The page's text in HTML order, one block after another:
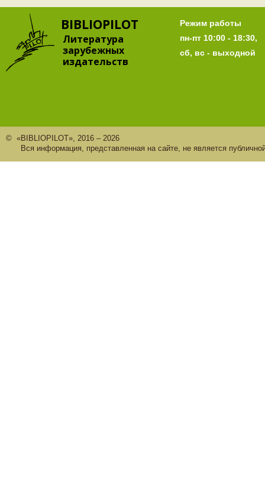
BIBLIOPILOT
Литература
зарубежных
издательств
Режим работы
пн-пт 10:00 - 18:30,
сб, вс - выходной
© «BIBLIOPILOT», 2016 – 2026
Вся информация, представленная на сайте, не является